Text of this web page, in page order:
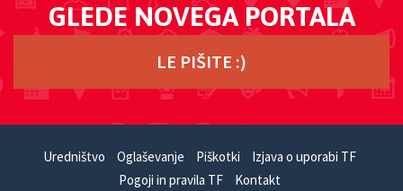
GLEDE NOVEGA PORTALA
LE PIŠITE :)
Uredništvo Oglaševanje Piškotki
Izjava o uporabi TF
Pogoji in pravila TF
Kontakt